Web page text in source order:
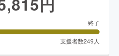
終了
支援者数249 人